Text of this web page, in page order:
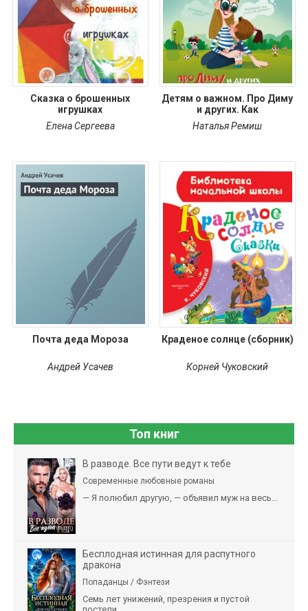
Сказка о брошенных
игрушках
Елена Сергеева
Детям о важном. Про Диму
и других. Как
Наталья Ремиш
Почта деда Мороза
Андрей Усачев
Краденое солнце (сборник)
Корней Чуковский
Топ книг
В разводе. Все пути ведут к тебе
Современные любовные романы
— Я полюбил другую, — объявил муж на весь...
Бесплодная истинная для распутного
дракона
Попаданцы / Фэнтези
Семь лет унижений, презрения и пустой